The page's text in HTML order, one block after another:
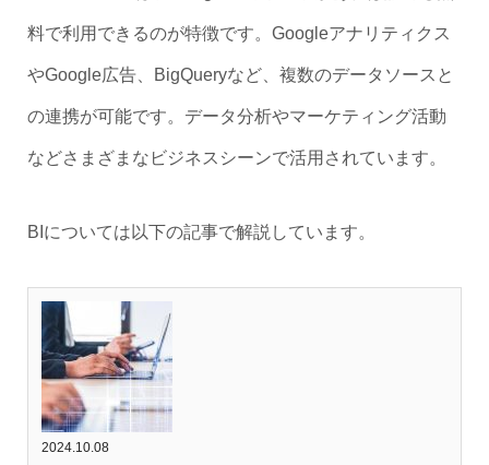
料で利用できるのが特徴です。Googleアナリティクス
やGoogle広告、BigQueryなど、複数のデータソースと
の連携が可能です。データ分析やマーケティング活動
などさまざまなビジネスシーンで活用されています。
BIについては以下の記事で解説しています。
2024.10.08